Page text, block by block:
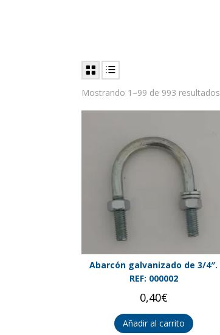
Mostrando 1–99 de 993 resultados
Abarcón galvanizado de 3/4″.
REF: 000002
0,40€
Añadir al carrito